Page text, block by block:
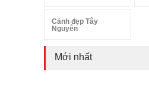
Cảnh đẹp Tây
Nguyên
Mới nhất